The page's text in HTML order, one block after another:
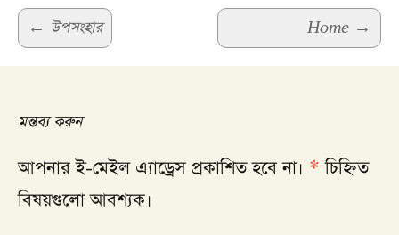
Post
navigation
← উপসংহার Home →
মন্তব্য করুন
আপনার ই-মেইল এ্যাড্রেস প্রকাশিত হবে না। * চিহ্নিত
বিষয়গুলো আবশ্যক।